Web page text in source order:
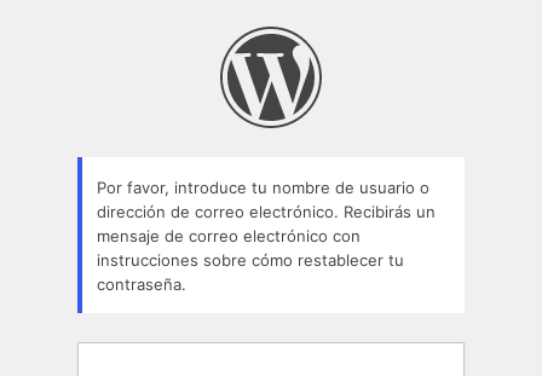
Por favor, introduce tu nombre de usuario o
dirección de correo electrónico. Recibirás un
mensaje de correo electrónico con
instrucciones sobre cómo restablecer tu
contraseña.